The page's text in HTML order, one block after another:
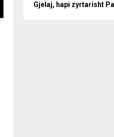
Gjelaj, hapi zyrtarisht